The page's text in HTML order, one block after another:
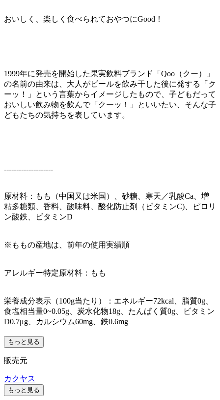
おいしく、楽しく食べられておやつにGood！
1999年に発売を開始した果実飲料ブランド「Qoo（クー）」
の名前の由来は、大人がビールを飲み干した後に発する「ク
ーッ！」という言葉からイメージしたもので、子どもだって
おいしい飲み物を飲んで「クーッ！」といいたい、そんな子
どもたちの気持ちを表しています。
--------------------
原材料：もも（中国又は米国）、砂糖、寒天／乳酸Ca、増
粘多糖類、香料、酸味料、酸化防止剤（ビタミンC)、ピロリ
ン酸鉄、ビタミンD
※ももの産地は、前年の使用実績順
アレルギー特定原材料：もも
栄養成分表示（100g当たり）：エネルギー72kcal、脂質0g、
食塩相当量0~0.05g、炭水化物18g、たんぱく質0g、ビタミン
D0.7μg、カルシウム60mg、鉄0.6mg
もっと見る
販売元
カクヤス
もっと見る